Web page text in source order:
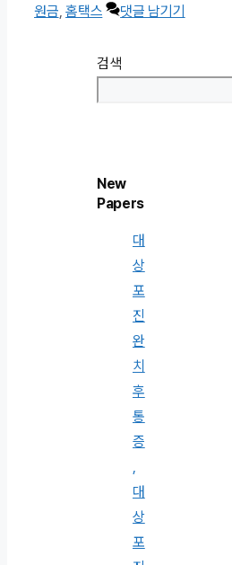
테
그
원금 ,홈택스 댓글 남기기
검색
New
Papers
대
상
포
진
완
치
후
통
증
,
대
상
포